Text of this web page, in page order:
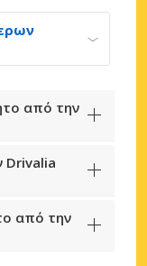
από την
Drivalia
από την